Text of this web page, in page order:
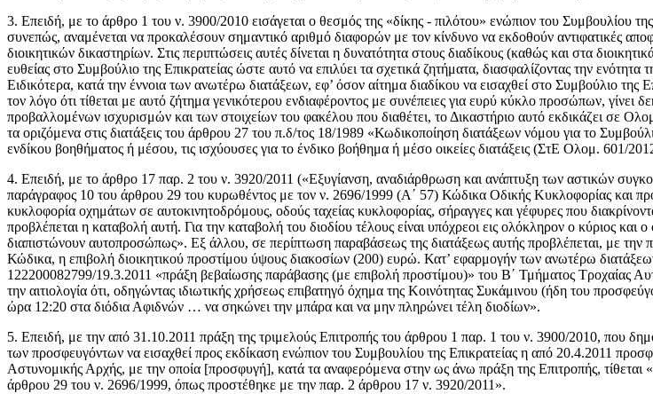
3. Επειδή, με το άρθρο 1 του ν. 3900/2010 εισάγεται ο θεσμός της «δίκης - πιλότου» ενώπιον του Συμβουλίου
συνεπώς, αναμένεται να προκαλέσουν σημαντικό αριθμό διαφορών με τον κίνδυνο να εκδοθούν αντιφατικές
διοικητικών δικαστηρίων. Στις περιπτώσεις αυτές δίνεται η δυνατότητα στους διαδίκους (καθώς και στα
ευθείας στο Συμβούλιο της Επικρατείας ώστε αυτό να επιλύει τα σχετικά ζητήματα, διασφαλίζοντας την
Ειδικότερα, κατά την έννοια των ανωτέρω διατάξεων, εφ’ όσον αίτημα διαδίκου να εισαχθεί στο Συμβούλιο
τον λόγο ότι τίθεται με αυτό ζήτημα γενικότερου ενδιαφέροντος με συνέπειες για ευρύ κύκλο προσώπων,
προβαλλομένων ισχυρισμών και των στοιχείων του φακέλου που διαθέτει, το Δικαστήριο αυτό εκδικάζει σε
τα οριζόμενα στις διατάξεις του άρθρου 27 του π.δ/τος 18/1989 «Κωδικοποίηση διατάξεων νόμου για το
ενδίκου βοηθήματος ή μέσου, τις ισχύουσες για το ένδικο βοήθημα ή μέσο οικείες διατάξεις (ΣτΕ Ολομ. 601/
4. Επειδή, με το άρθρο 17 παρ. 2 του ν. 3920/2011 («Εξυγίανση, αναδιάρθρωση και ανάπτυξη των αστικών
παράγραφος 10 του άρθρου 29 του κυρωθέντος με τον ν. 2696/1999 (Α΄ 57) Κώδικα Οδικής Κυκλοφορίας και
κυκλοφορία οχημάτων σε αυτοκινητοδρόμους, οδούς ταχείας κυκλοφορίας, σήραγγες και γέφυρες που
προβλέπεται η καταβολή αυτή. Για την καταβολή του διοδίου τέλους είναι υπόχρεοι εις ολόκληρον ο κύριος
διαπιστώνουν αυτοπροσώπως». Εξ άλλου, σε περίπτωση παραβάσεως της διατάξεως αυτής προβλέπεται, με
Κώδικα, η επιβολή διοικητικού προστίμου ύψους διακοσίων (200) ευρώ. Κατ’ εφαρμογήν των ανωτέρω
122200082799/19.3.2011 «πράξη βεβαίωσης παράβασης (με επιβολή προστίμου)» του Β΄ Τμήματος Τροχαίας
την αιτιολογία ότι, οδηγώντας ιδιωτικής χρήσεως επιβατηγό όχημα της Κοινότητας Συκάμινου (ήδη του
ώρα 12:20 στα διόδια Αφιδνών … να σηκώνει την μπάρα και να μην πληρώνει τέλη διοδίων».
5. Επειδή, με την από 31.10.2011 πράξη της τριμελούς Επιτροπής του άρθρου 1 παρ. 1 του ν. 3900/2010, που
των προσφευγόντων να εισαχθεί προς εκδίκαση ενώπιον του Συμβουλίου της Επικρατείας η από 20.4.2011
Αστυνομικής Αρχής, με την οποία [προσφυγή], κατά τα αναφερόμενα στην ως άνω πράξη της Επιτροπής, τίθεται
άρθρου 29 του ν. 2696/1999, όπως προστέθηκε με την παρ. 2 άρθρου 17 ν. 3920/2011».